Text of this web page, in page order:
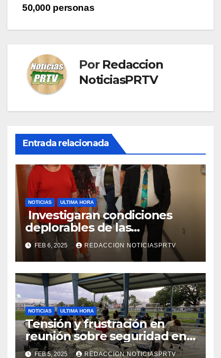
50,000 personas
Por Redaccion
NoticiasPRTV
Entrada relacionada
NOTICIAS ULTIMA HORA
Investigaran condiciones
deplorables de las
facilidades el Departamento
de la Salud en Mayagüez
FEB 6, 2025 REDACCION NOTICIASPRTV
NOTICIAS ULTIMA HORA
Tensión y frustración en
reunión sobre seguridad en
Reparto Metropolitano
FEB 5, 2025 REDACCION NOTICIASPRTV